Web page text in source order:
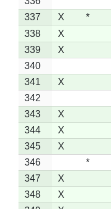
337
X *
338
X
339
X
340
341
X
342
343
X
344
X
345
X
346
*
347
X
348
X